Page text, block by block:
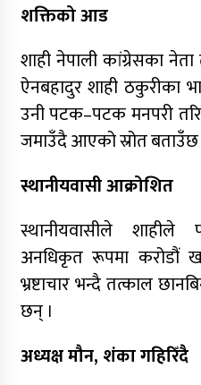
शक्तिको आड
शाही नेपाली कांग्रेसका
ऐनबहादुर शाही ठकुरीका
उनी पटक–पटक मनपरी
जमाउँदै आएको स्रोत बताउँछ
स्थानीयवासी आक्रोशित
स्थानीयवासीले
अनधिकृत रूपमा करोडौं
भ्रष्टाचार भन्दै तत्काल
छन् ।
अध्यक्ष मौन, शंका गहिरिँदै